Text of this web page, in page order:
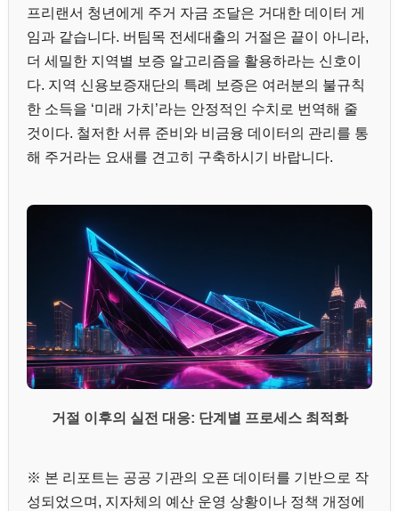
프리랜서 청년에게 주거 자금 조달은 거대한 데이터 게
임과 같습니다. 버팀목 전세대출의 거절은 끝이 아니라,
더 세밀한 지역별 보증 알고리즘을 활용하라는 신호이
다. 지역 신용보증재단의 특례 보증은 여러분의 불규칙
한 소득을 ‘미래 가치’라는 안정적인 수치로 번역해 줄
것이다. 철저한 서류 준비와 비금융 데이터의 관리를 통
해 주거라는 요새를 견고히 구축하시기 바랍니다.
거절 이후의 실전 대응: 단계별 프로세스 최적화
※ 본 리포트는 공공 기관의 오픈 데이터를 기반으로 작
성되었으며, 지자체의 예산 운영 상황이나 정책 개정에